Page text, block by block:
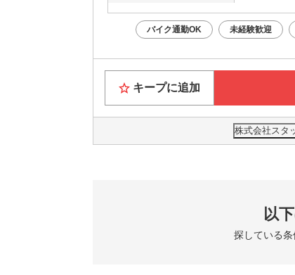
バイク通勤OK 未経験歓迎
キープに追加
株式会社スタ
以
探している